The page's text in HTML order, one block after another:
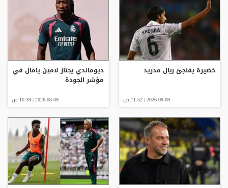
خضيرة يفاجئ ريال مدريد
2026-08-09 | 11:52 ص
ديوماندي يجتاز لامين يامال في
مؤشر الجودة
2026-08-09 | 10:39 ص